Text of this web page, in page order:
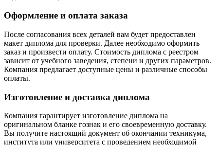
Оформление и оплата заказа
После согласования всех деталей вам будет предоставлен
макет диплома для проверки. Далее необходимо оформить
заказ и произвести оплату. Стоимость диплома с реестром
зависит от учебного заведения, степени и других параметров.
Компания предлагает доступные цены и различные способы
оплаты.
Изготовление и доставка диплома
Компания гарантирует изготовление диплома на
оригинальном бланке гознак и его своевременную доставку.
Вы получите настоящий документ об окончании техникума,
института или университета с проведением необходимой